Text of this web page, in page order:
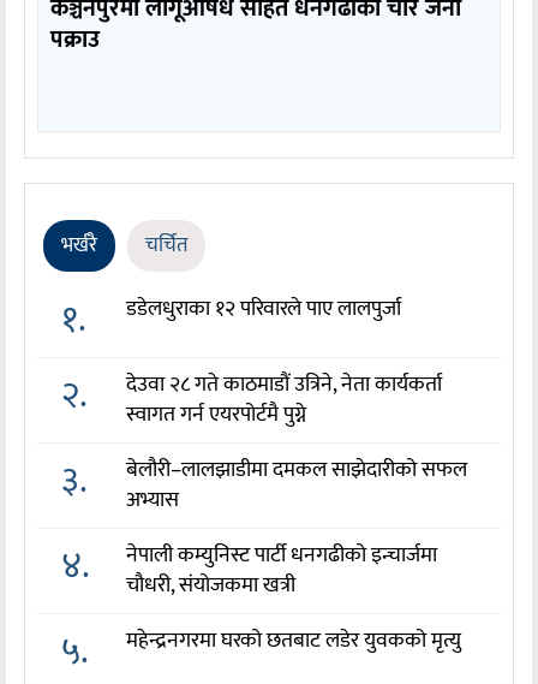
कञ्चनपुरमा लागूऔषध सहित धनगढीका चार जना
पक्राउ
भर्खरै चर्चित
१. डडेलधुराका १२ परिवारले पाए लालपुर्जा
२.
देउवा २८ गते काठमाडौं उत्रिने, नेता कार्यकर्ता
स्वागत गर्न एयरपोर्टमै पुग्ने
३.
बेलौरी–लालझाडीमा दमकल साझेदारीको सफल
अभ्यास
४.
नेपाली कम्युनिस्ट पार्टी धनगढीको इन्चार्जमा
चौधरी, संयोजकमा खत्री
५. महेन्द्रनगरमा घरको छतबाट लडेर युवकको मृत्यु